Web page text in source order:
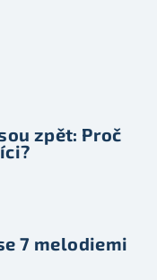
zpět: Proč
7 melodiemi